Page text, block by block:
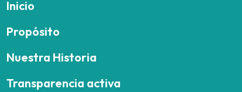
Inicio
Propósito
Nuestra Historia
Transparencia activa